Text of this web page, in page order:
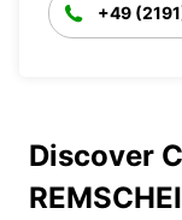
+49
Discover